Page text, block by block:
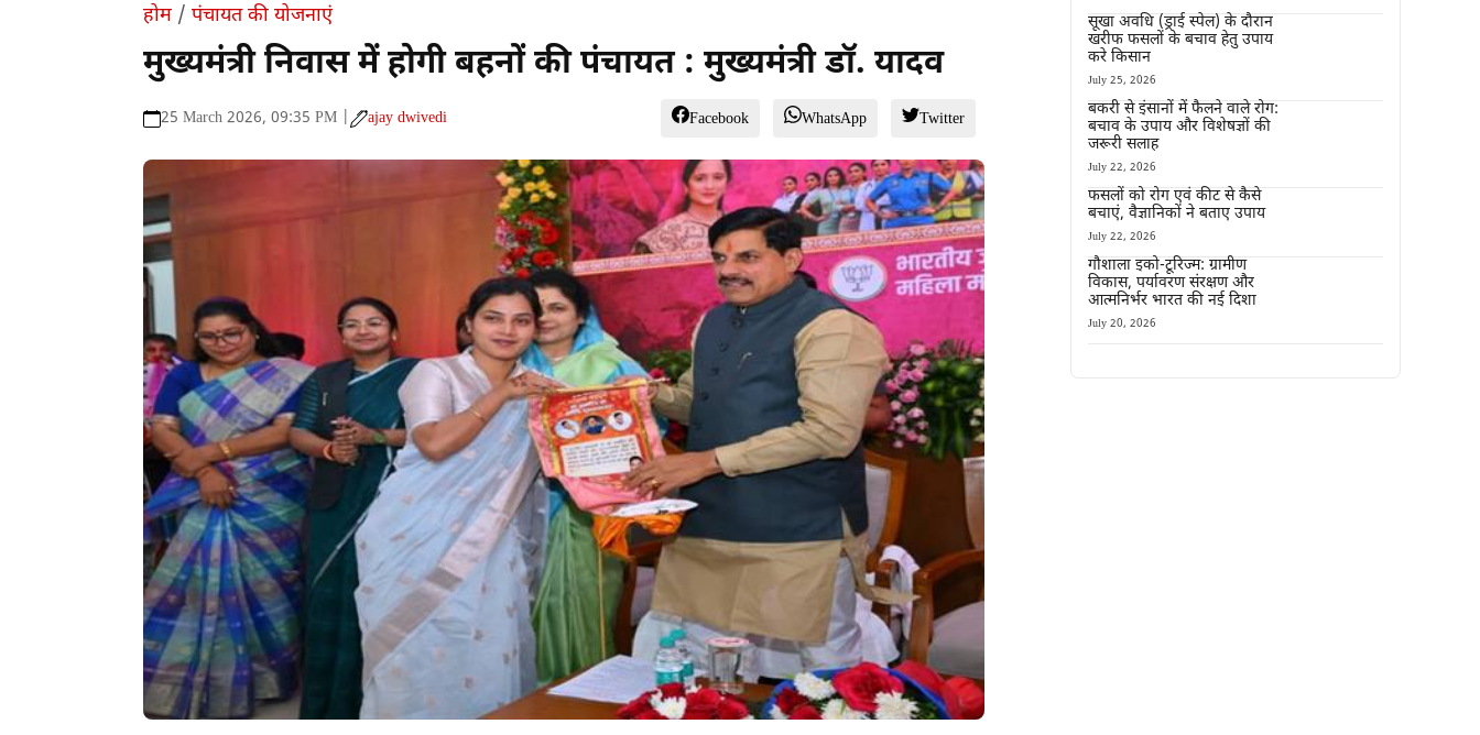
होम / पंचायत की योजनाएं
मुख्यमंत्री निवास में होगी बहनों की पंचायत : मुख्यमंत्री डॉ. यादव
25 March 2026, 09:35 PM | ajay dwivedi Facebook WhatsApp Twitter
सूखा अवधि (ड्राई स्पेल) के दौरान
खरीफ फसलों के बचाव हेतु उपाय
करे किसान
July 25, 2026
बकरी से इंसानों में फैलने वाले रोग:
बचाव के उपाय और विशेषज्ञों की
जरूरी सलाह
July 22, 2026
फसलों को रोग एवं कीट से कैसे
बचाएं, वैज्ञानिकों ने बताए उपाय
July 22, 2026
गौशाला इको-टूरिज्म: ग्रामीण
विकास, पर्यावरण संरक्षण और
आत्मनिर्भर भारत की नई दिशा
July 20, 2026